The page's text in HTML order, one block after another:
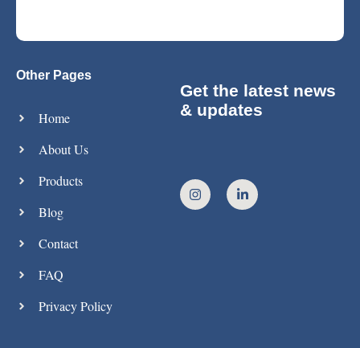
Other Pages
Home
About Us
Products
Blog
Contact
FAQ
Privacy Policy
Get the latest news
& updates